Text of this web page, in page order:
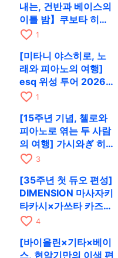
내는, 건반과 베이스의
이틀 밤】쿠보타 히로
시, 후지이 소라, 하나
서 공동 출연
favorite_border 1
[미타니 야스히로, 노
래와 피아노의 여행]
esq 위성 투어 2026
교토 공연을 10월에 개
favorite_border 1
[15주년 기념, 첼로와
피아노로 엮는 두 사람
의 여행] 가시와ぎ 히
로키 & 미쓰다 겐이치
RAG로
favorite_border 3
[35주년 첫 듀오 편성]
DIMENSION 마사자키
타카시×가쓰타 카즈키
가 10월 11일 교토
favorite_border 4
[바이올린×기타×베이
스, 현악기만의 이색 편